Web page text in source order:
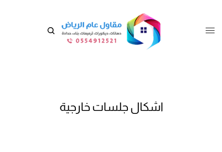
اشكال جلسات خارجية